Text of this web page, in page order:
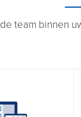
team binnen